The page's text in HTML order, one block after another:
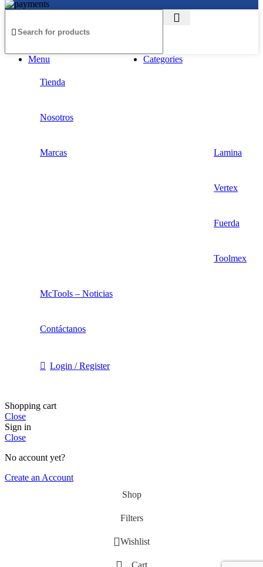
Menu Categories
Tienda
Nosotros
Marcas Lamina
Vertex
Fuerda
Toolmex
McTools – Noticias
Contáctanos
Login / Register
Shopping cart
Close
Sign in
Close
No account yet?
Create an Account
Shop
Filters
Wishlist